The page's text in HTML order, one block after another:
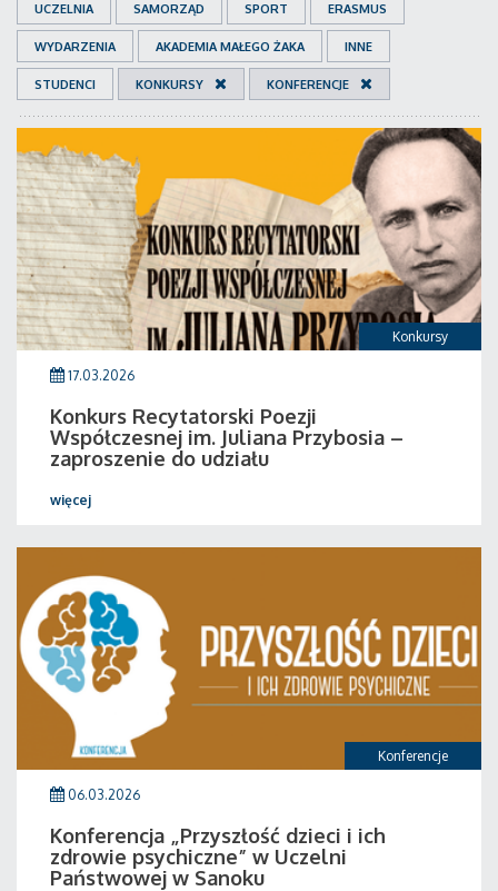
UCZELNIA SAMORZĄD SPORT ERASMUS
WYDARZENIA AKADEMIA MAŁEGO ŻAKA INNE
STUDENCI KONKURSY KONFERENCJE
Konkursy
17.03.2026
Konkurs Recytatorski Poezji
Współczesnej im. Juliana Przybosia –
zaproszenie do udziału
więcej
Konferencje
06.03.2026
Konferencja „Przyszłość dzieci i ich
zdrowie psychiczne” w Uczelni
Państwowej w Sanoku